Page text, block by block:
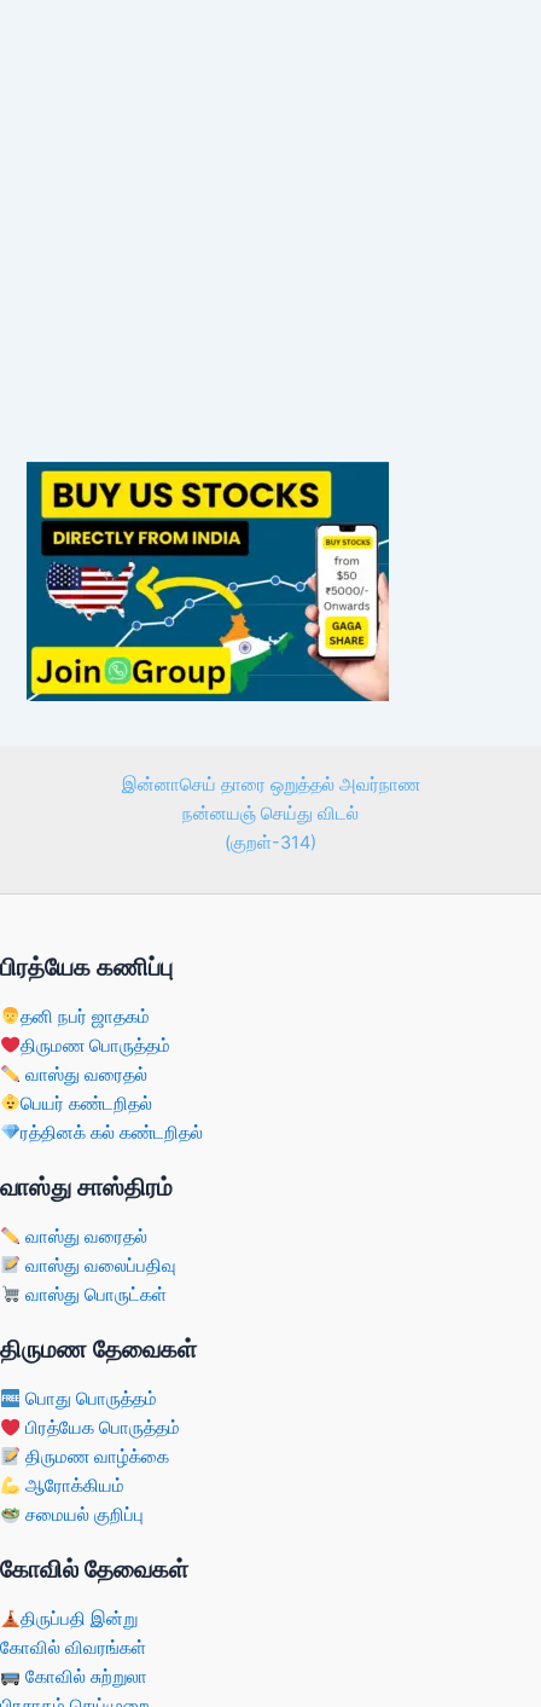
இன்னாசெய் தாரை ஒறுத்தல் அவர்நாண
நன்னயஞ் செய்து விடல்
(குறள்-314)
பிரத்யேக கணிப்பு
தனி நபர் ஜாதகம்
திருமண பொருத்தம்
வாஸ்து வரைதல்
பெயர் கண்டறிதல்
ரத்தினக் கல் கண்டறிதல்
வாஸ்து சாஸ்திரம்
வாஸ்து வரைதல்
வாஸ்து வலைப்பதிவு
வாஸ்து பொருட்கள்
திருமண தேவைகள்
பொது பொருத்தம்
பிரத்யேக பொருத்தம்
திருமண வாழ்க்கை
ஆரோக்கியம்
சமையல் குறிப்பு
கோவில் தேவைகள்
திருப்பதி இன்று
கோவில் விவரங்கள்
கோவில் சுற்றுலா